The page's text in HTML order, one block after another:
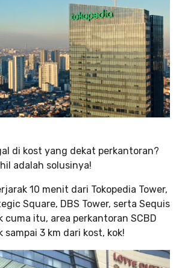
di kost yang dekat perkantoran?
adalah solusinya!
10 menit dari Tokopedia Tower,
Square, DBS Tower, serta Sequis
cuma itu, area perkantoran SCBD
3 km dari kost, kok!